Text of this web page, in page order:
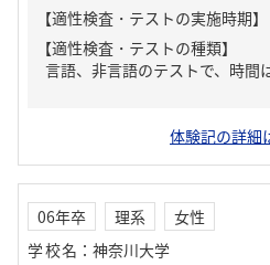
【適性検査・テストの種類】
言語、非言語のテストで、時間
体験記の詳細
06年卒 理系
女性
学校名 ： 神奈川大学